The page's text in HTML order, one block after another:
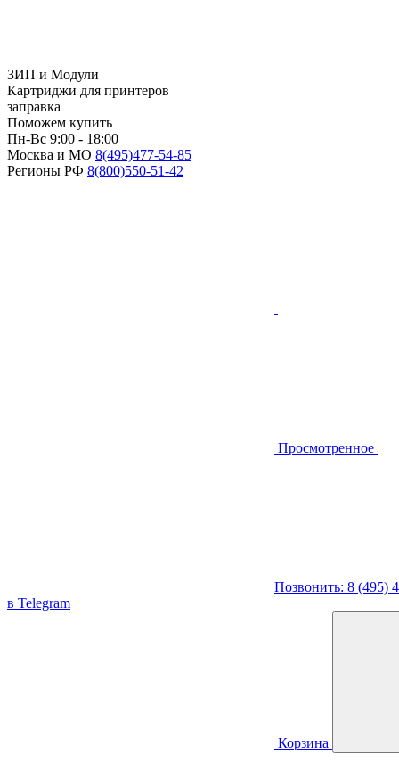
ЗИП и Модули
Картриджи для принтеров
заправка
Поможем купить
Пн-Вс 9:00 - 18:00
Москва и МО 8(495)477-54-85
Регионы РФ 8(800)550-51-42
Просмотренное
Позвонить: 8 (495)
в Telegram
Корзина